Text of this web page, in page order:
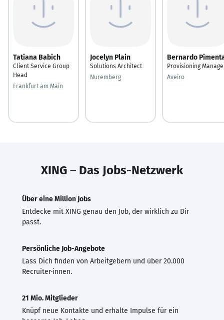
Tatiana Babich
Client Service Group
Head
Frankfurt am Main
Jocelyn Plain
Solutions Architect
Nuremberg
Bernardo
Provisioning
Aveiro
XING – Das Jobs-Netzwerk
Über eine Million Jobs
Entdecke mit XING genau den Job, der wirklich zu Dir
passt.
Persönliche Job-Angebote
Lass Dich finden von Arbeitgebern und über 20.000
Recruiter·innen.
21 Mio. Mitglieder
Knüpf neue Kontakte und erhalte Impulse für ein